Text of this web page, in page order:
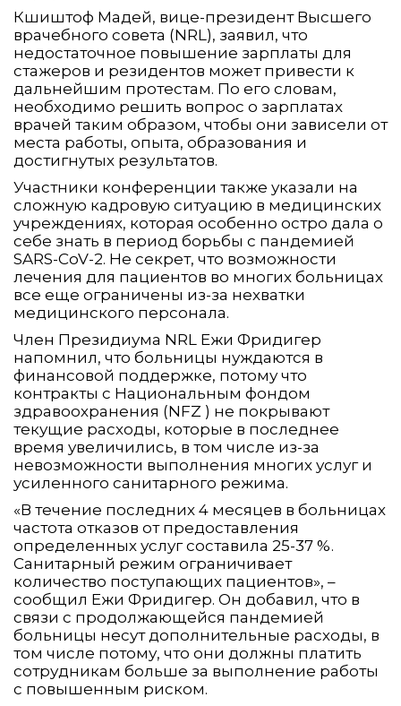
Кшиштоф Мадей, вице-президент Высшего
врачебного совета (NRL), заявил, что
недостаточное повышение зарплаты для
стажеров и резидентов может привести к
дальнейшим протестам. По его словам,
необходимо решить вопрос о зарплатах
врачей таким образом, чтобы они зависели от
места работы, опыта, образования и
достигнутых результатов.
Участники конференции также указали на
сложную кадровую ситуацию в медицинских
учреждениях, которая особенно остро дала о
себе знать в период борьбы с пандемией
SARS-CoV-2. Не секрет, что возможности
лечения для пациентов во многих больницах
все еще ограничены из-за нехватки
медицинского персонала.
Член Президиума NRL Ежи Фридигер
напомнил, что больницы нуждаются в
финансовой поддержке, потому что
контракты с Национальным фондом
здравоохранения (NFZ ) не покрывают
текущие расходы, которые в последнее
время увеличились, в том числе из-за
невозможности выполнения многих услуг и
усиленного санитарного режима.
«В течение последних 4 месяцев в больницах
частота отказов от предоставления
определенных услуг составила 25-37 %.
Санитарный режим ограничивает
количество поступающих пациентов», –
сообщил Ежи Фридигер. Он добавил, что в
связи с продолжающейся пандемией
больницы несут дополнительные расходы, в
том числе потому, что они должны платить
сотрудникам больше за выполнение работы
с повышенным риском.